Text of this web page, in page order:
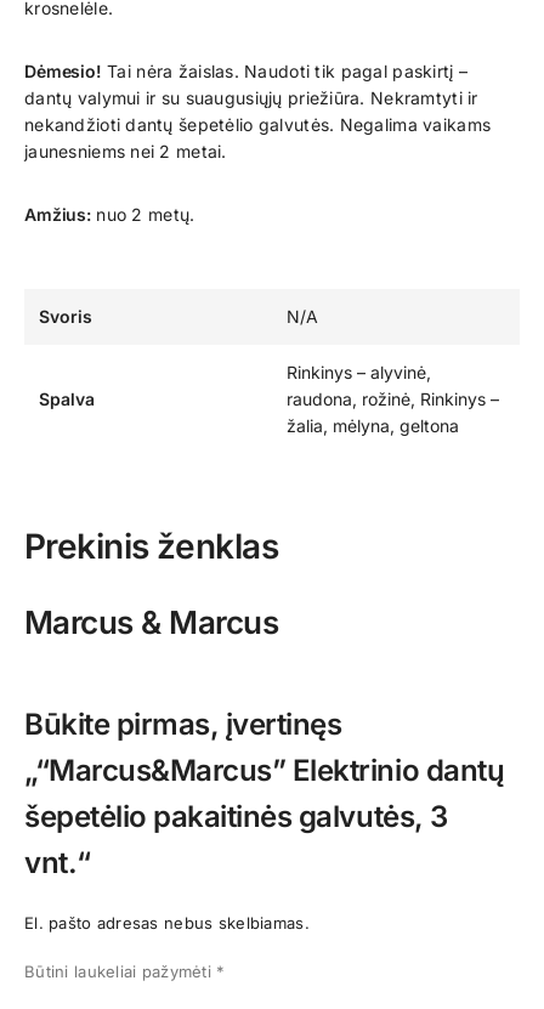
krosnelėle.
Dėmesio! Tai nėra žaislas. Naudoti tik pagal paskirtį –
dantų valymui ir su suaugusiųjų priežiūra. Nekramtyti ir
nekandžioti dantų šepetėlio galvutės. Negalima vaikams
jaunesniems nei 2 metai.
Amžius: nuo 2 metų.
Svoris N/A
Spalva
Rinkinys – alyvinė,
raudona, rožinė, Rinkinys –
žalia, mėlyna, geltona
Prekinis ženklas
Marcus & Marcus
Būkite pirmas, įvertinęs
„“Marcus&Marcus” Elektrinio dantų
šepetėlio pakaitinės galvutės, 3
vnt.“
El. pašto adresas nebus skelbiamas.
Būtini laukeliai pažymėti *